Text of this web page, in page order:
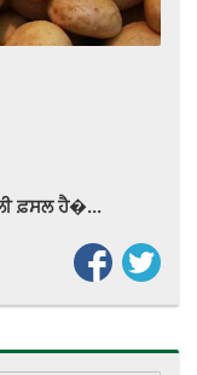
ਫ਼ਸਲ ਹੈ�...